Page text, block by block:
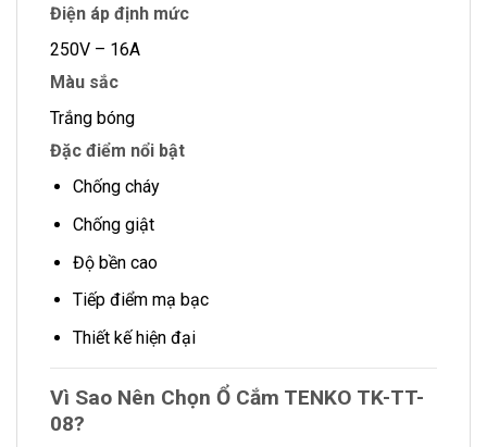
Điện áp định mức
250V – 16A
Màu sắc
Trắng bóng
Đặc điểm nổi bật
Chống cháy
Chống giật
Độ bền cao
Tiếp điểm mạ bạc
Thiết kế hiện đại
Vì Sao Nên Chọn Ổ Cắm TENKO TK-TT-
08?